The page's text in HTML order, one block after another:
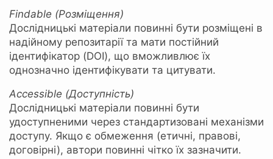
Findable (Розміщення)
Дослідницькі матеріали повинні бути розміщені в
надійному репозитарії та мати постійний
ідентифікатор (DOI), що вможливлює їх
однозначно ідентифікувати та цитувати.
Accessible (Доступність)
Дослідницькі матеріали повинні бути
удоступненими через стандартизовані механізми
доступу. Якщо є обмеження (етичні, правові,
договірні), автори повинні чітко їх зазначити.